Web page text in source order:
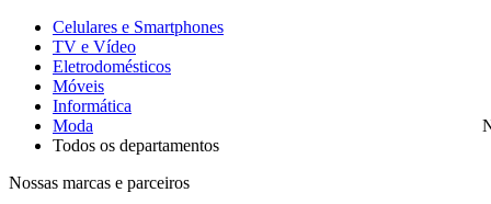
Celulares e Smartphones
TV e Vídeo
Eletrodomésticos
Móveis
Informática
Moda
Todos os departamentos
Nossas marcas e parceiros